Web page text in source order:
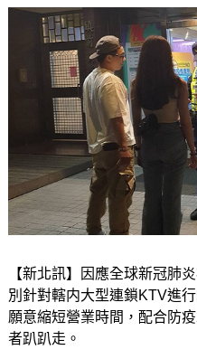
【新北訊】因應全球新冠肺
別針對轄内大型連鎖KTV進
願意縮短營業時間，配合防
者趴趴走。